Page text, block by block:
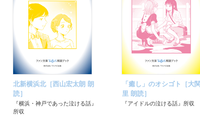
北新横浜北［西山宏太朗 朗
読］
『横浜・神戸であった泣ける話』
所収
「癒し」のオシゴト［大
里 朗読］
『アイドルの泣ける話』所収